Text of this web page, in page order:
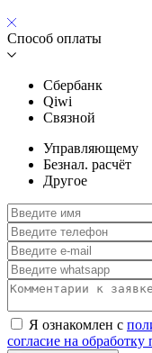
Способ оплаты
Сбербанк
Qiwi
Связной
Управляющему
Безнал. расчёт
Другое
Я ознакомлен с
согласие на